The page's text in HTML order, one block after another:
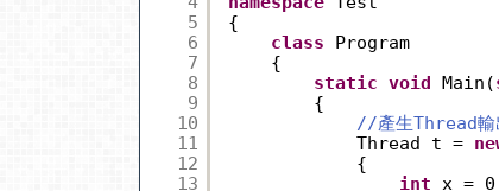
5
6
7
8
9
10
11
12
13
{
class
Program
{
static void Main(
{
//產生Thread
Thread t =
{
int
x =